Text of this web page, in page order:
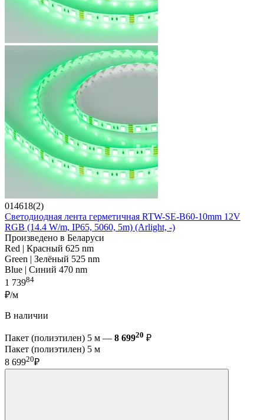
014618(2)
Светодиодная лента герметичная RTW-SE-B60-10mm 12V
RGB (14.4 W/m, IP65, 5060, 5m) (Arlight, -)
Произведено в Беларуси
Red | Красный 625 nm
Green | Зелёный 525 nm
Blue | Синий 470 nm
1 73984
₽/м
В наличии
Пакет (полиэтилен) 5 м — 8 69920 ₽
Пакет (полиэтилен) 5 м
8 69920₽